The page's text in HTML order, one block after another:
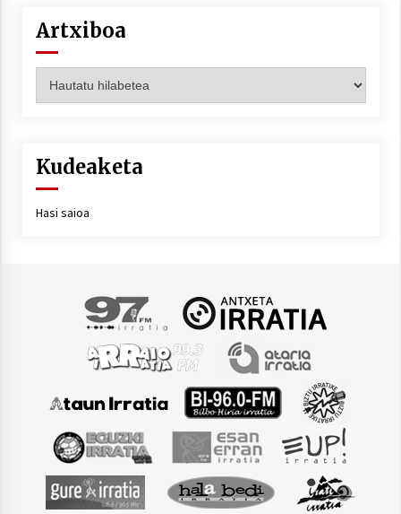
Artxiboa
Kudeaketa
Hasi saioa